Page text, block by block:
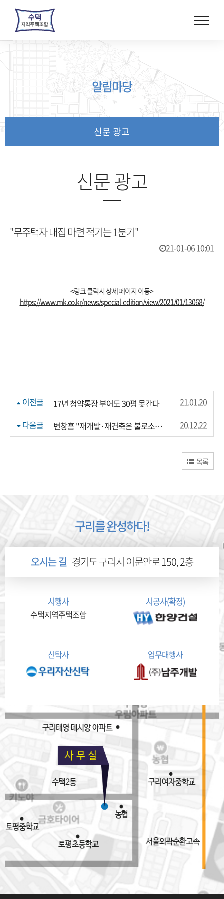
로
알림마당
신문 광고
신문 광고
"무주택자 내집 마련 적기는 1분기"
21-01-06 10:01
<링크 클릭시 상세 페이지 이동>
https://www.mk.co.kr/news/special-edition/view/2021/01/13068/
이전글 17년 청약통장 부어도 30평 못간다
21.01.20
다음글
변창흠 "재개발·재건축은 불로소득…시세차익 환수" 20.12.22
목록
구리를 완성하다!
오시는 길 경기도 구리시 이문안로 150, 2층
시행사
수택지역주택조합
시공사(확정)
신탁사 업무대행사